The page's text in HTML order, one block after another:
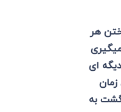
هر
ای
به